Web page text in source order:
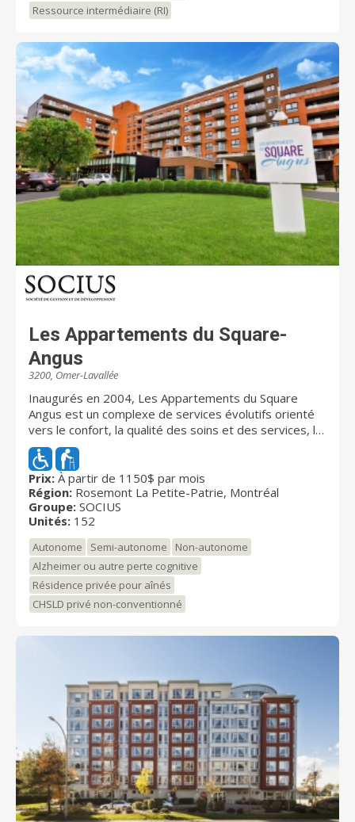
Ressource intermédiaire (RI)
Les Appartements du Square-
Angus
3200, Omer-Lavallée
Inaugurés en 2004, Les Appartements du Square
Angus est un complexe de services évolutifs orienté
vers le confort, la qualité des soins et des services, la
sécurité et le respect des aînés. Le complexe fait
partie d’une nouvelle génération d'habitations, offrant
un mode de vie privilégié dans un milieu urbain
exceptionnel, puisque situé dans le quadrilatère
historique des usines Angus, autrefois propriétaires
du Canadian Pacifique, lequel fait partie du territoire
du CSSS Lucille-Teasdale.
Prix: À partir de 1150$ par mois
Région: Rosemont La Petite-Patrie, Montréal
Groupe: SOCIUS
Unités: 152
Autonome Semi-autonome
Non-autonome
Alzheimer ou autre perte cognitive
Résidence privée pour aînés
CHSLD privé non-conventionné